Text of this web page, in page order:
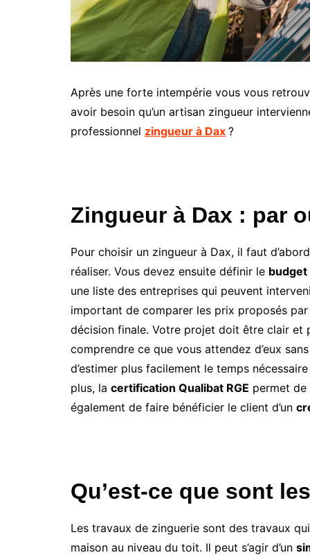
Après une forte intempérie vous vous
avoir besoin qu’un artisan zingueur
professionnel zingueur à Dax ?
Zingueur à Dax : par
Pour choisir un zingueur à Dax, il faut
réaliser. Vous devez ensuite définir le budget
une liste des entreprises qui peuvent
important de comparer les prix proposés
décision finale. Votre projet doit être clair et
comprendre ce que vous attendez d’eux
d’estimer plus facilement le temps
plus, la certification Qualibat RGE permet de
également de faire bénéficier le client d’un
Qu’est-ce que sont
Les travaux de zinguerie sont des travaux
maison au niveau du toit. Il peut s’agir d’un